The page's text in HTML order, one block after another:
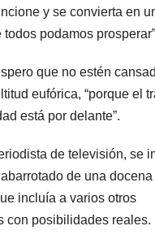
y se convierta en
podamos
que no estén
eufórica, “porque el
está por delante”.
de televisión, se
de una docena
incluía a varios otros
con posibilidades reales.